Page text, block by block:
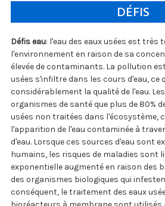
DÉFIS
Défis eau: l'eau des eaux usées est très
l'environnement en raison de sa
élevée de contaminants. La pollution
usées s'infiltre dans les cours d'eau, ce
considérablement la qualité de l'eau.
organismes de santé que plus de 80%
usées non traitées dans l'écosystème,
l'apparition de l'eau contaminée à
d'eau. Lorsque ces sources d'eau sont
humains, les risques de maladies sont
exponentielle augmenté en raison des
des organismes biologiques qui
conséquent, le traitement des eaux